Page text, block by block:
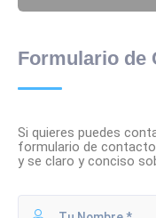
Formulario de
Si quieres puedes
formulario de
y se claro y conciso